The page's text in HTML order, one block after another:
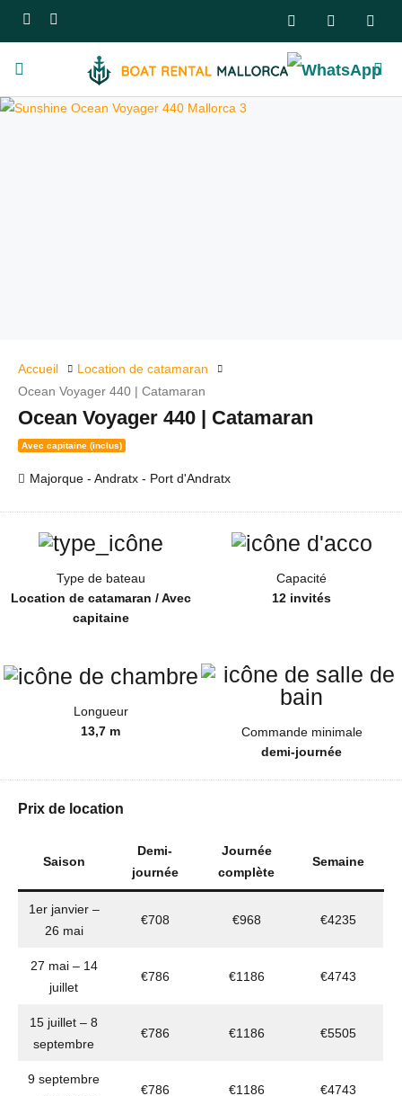
Accueil
Location de catamaran
Ocean Voyager 440 | Catamaran
Ocean Voyager 440 | Catamaran
Avec capitaine (inclus)
Majorque - Andratx - Port d'Andratx
Type de bateau
Location de catamaran / Avec
capitaine
Capacité
12 invités
Longueur
13,7 m
Commande minimale
demi-journée
Prix de location
Saison
Demi-
journée
Journée
complète
Semaine
1er janvier –
26 mai
€708 €968 €4235
27 mai – 14
juillet
€786 €1186 €4743
15 juillet – 8
septembre
€786 €1186 €5505
9 septembre
€786 €1186 €4743